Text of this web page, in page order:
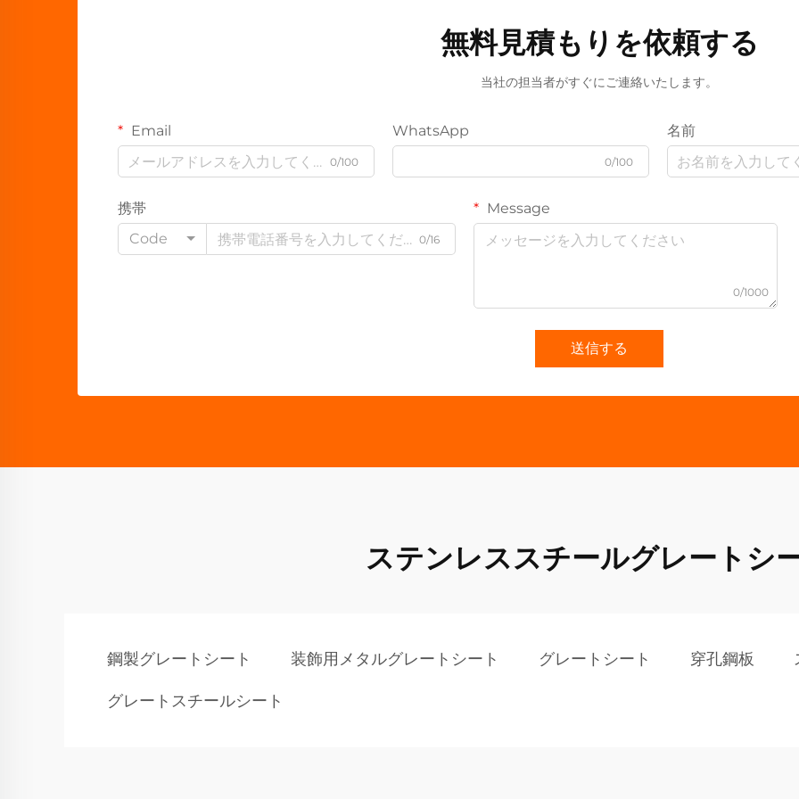
無料見積もりを依頼する
当社の担当者がすぐにご連絡いたします。
Email
0/100
WhatsApp
0/100
名前
携帯
Code
0/16
Message
0/1000
送信する
ステンレススチールグレートシ
鋼製グレートシート 装飾用メタルグレートシート グレートシート 穿孔鋼板
グレートスチールシート